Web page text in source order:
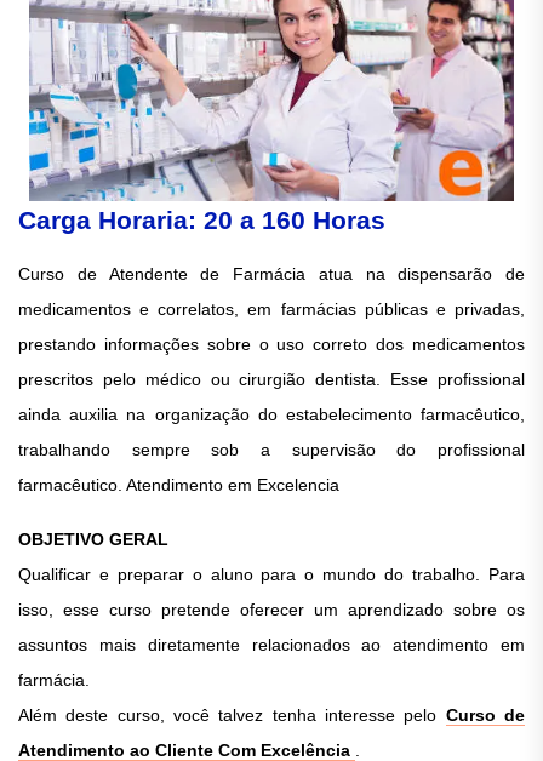
Carga Horaria: 20 a 160 Horas
Curso de Atendente de Farmácia atua na dispensarão de
medicamentos e correlatos, em farmácias públicas e privadas,
prestando informações sobre o uso correto dos medicamentos
prescritos pelo médico ou cirurgião dentista. Esse profissional
ainda auxilia na organização do estabelecimento farmacêutico,
trabalhando sempre sob a supervisão do profissional
farmacêutico. Atendimento em Excelencia
OBJETIVO GERAL
Qualificar e preparar o aluno para o mundo do trabalho. Para
isso, esse curso pretende oferecer um aprendizado sobre os
assuntos mais diretamente relacionados ao atendimento em
farmácia.
Além deste curso, você talvez tenha interesse pelo Curso de
Atendimento ao Cliente Com Excelência